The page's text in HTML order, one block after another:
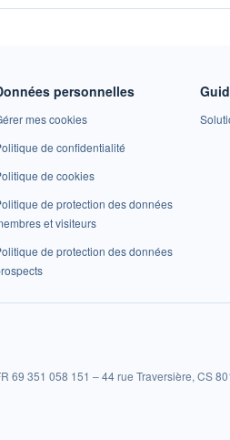
personnelles
mes cookies
de confidentialité
de cookies
de protection des données
et visiteurs
de protection des données
69 351 058 151 – 44 rue Traversière, CS